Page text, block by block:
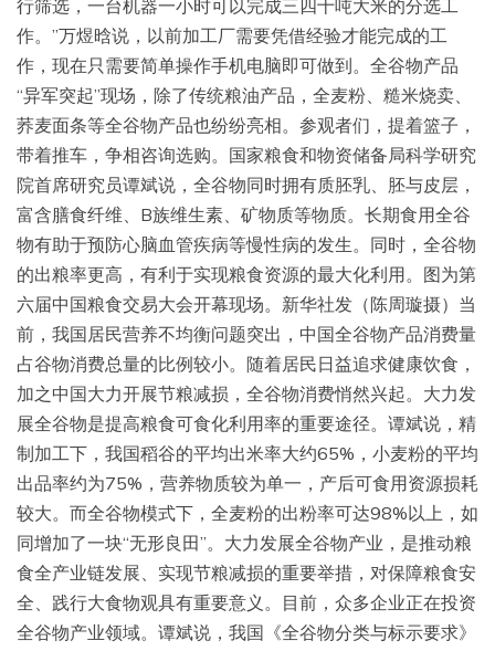
行筛选，一台机器一小时可以完成三四十吨大米的分选工
作。”万煜晗说，以前加工厂需要凭借经验才能完成的工
作，现在只需要简单操作手机电脑即可做到。全谷物产品
“异军突起”现场，除了传统粮油产品，全麦粉、糙米烧卖、
荞麦面条等全谷物产品也纷纷亮相。参观者们，提着篮子，
带着推车，争相咨询选购。国家粮食和物资储备局科学研究
院首席研究员谭斌说，全谷物同时拥有质胚乳、胚与皮层，
富含膳食纤维、B族维生素、矿物质等物质。长期食用全谷
物有助于预防心脑血管疾病等慢性病的发生。同时，全谷物
的出粮率更高，有利于实现粮食资源的最大化利用。图为第
六届中国粮食交易大会开幕现场。新华社发（陈周璇摄）当
前，我国居民营养不均衡问题突出，中国全谷物产品消费量
占谷物消费总量的比例较小。随着居民日益追求健康饮食，
加之中国大力开展节粮减损，全谷物消费悄然兴起。大力发
展全谷物是提高粮食可食化利用率的重要途径。谭斌说，精
制加工下，我国稻谷的平均出米率大约65%，小麦粉的平均
出品率约为75%，营养物质较为单一，产后可食用资源损耗
较大。而全谷物模式下，全麦粉的出粉率可达98%以上，如
同增加了一块“无形良田”。大力发展全谷物产业，是推动粮
食全产业链发展、实现节粮减损的重要举措，对保障粮食安
全、践行大食物观具有重要意义。目前，众多企业正在投资
全谷物产业领域。谭斌说，我国《全谷物分类与标示要求》